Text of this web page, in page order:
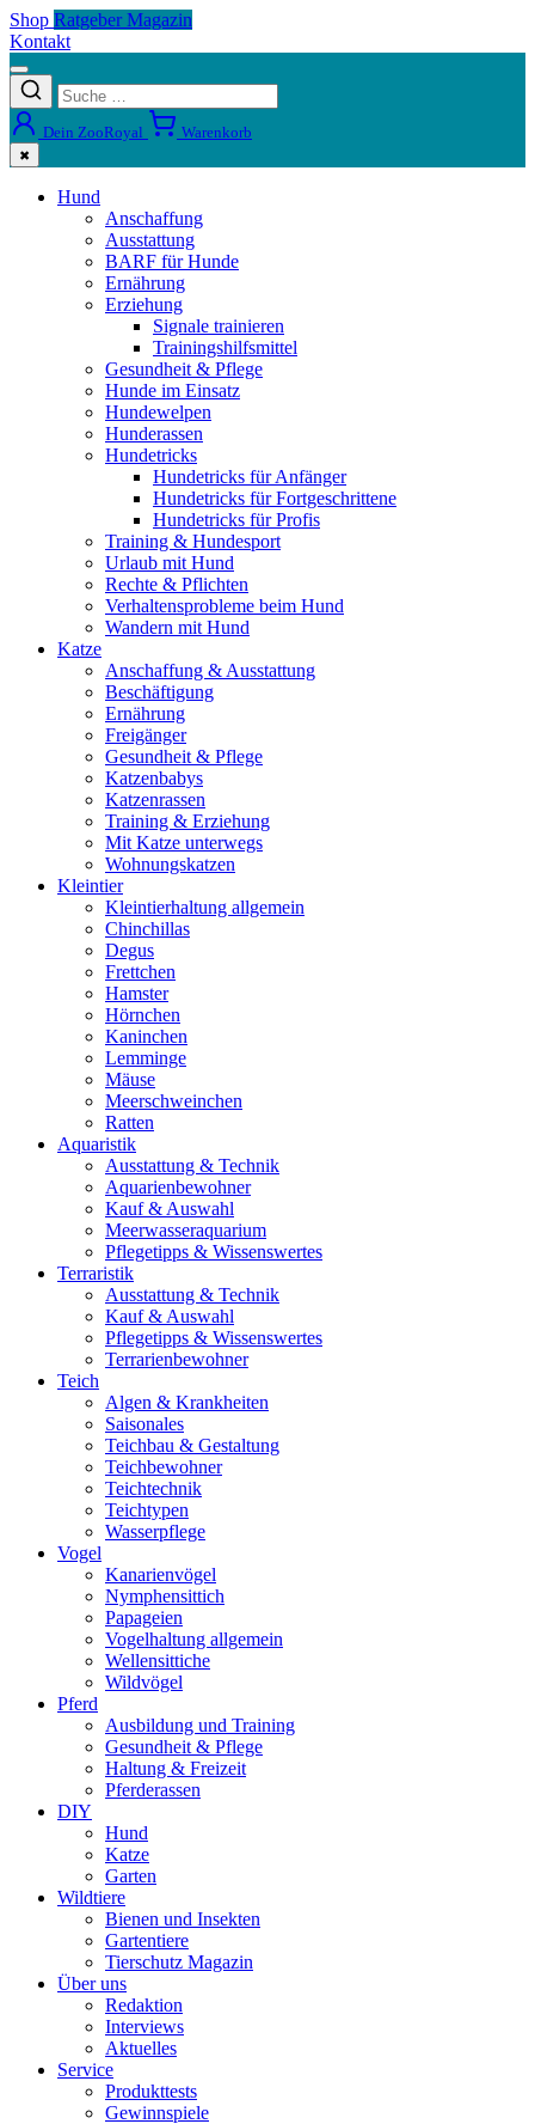
Shop Ratgeber Magazin
Kontakt
Dein ZooRoyal Warenkorb
✖
Hund
Anschaffung
Ausstattung
BARF für Hunde
Ernährung
Erziehung
Signale trainieren
Trainingshilfsmittel
Gesundheit & Pflege
Hunde im Einsatz
Hundewelpen
Hunderassen
Hundetricks
Hundetricks für Anfänger
Hundetricks für Fortgeschrittene
Hundetricks für Profis
Training & Hundesport
Urlaub mit Hund
Rechte & Pflichten
Verhaltensprobleme beim Hund
Wandern mit Hund
Katze
Anschaffung & Ausstattung
Beschäftigung
Ernährung
Freigänger
Gesundheit & Pflege
Katzenbabys
Katzenrassen
Training & Erziehung
Mit Katze unterwegs
Wohnungskatzen
Kleintier
Kleintierhaltung allgemein
Chinchillas
Degus
Frettchen
Hamster
Hörnchen
Kaninchen
Lemminge
Mäuse
Meerschweinchen
Ratten
Aquaristik
Ausstattung & Technik
Aquarienbewohner
Kauf & Auswahl
Meerwasseraquarium
Pflegetipps & Wissenswertes
Terraristik
Ausstattung & Technik
Kauf & Auswahl
Pflegetipps & Wissenswertes
Terrarienbewohner
Teich
Algen & Krankheiten
Saisonales
Teichbau & Gestaltung
Teichbewohner
Teichtechnik
Teichtypen
Wasserpflege
Vogel
Kanarienvögel
Nymphensittich
Papageien
Vogelhaltung allgemein
Wellensittiche
Wildvögel
Pferd
Ausbildung und Training
Gesundheit & Pflege
Haltung & Freizeit
Pferderassen
DIY
Hund
Katze
Garten
Wildtiere
Bienen und Insekten
Gartentiere
Tierschutz Magazin
Über uns
Redaktion
Interviews
Aktuelles
Service
Produkttests
Gewinnspiele